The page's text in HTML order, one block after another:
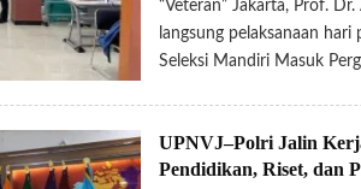
“Veteran” Jakarta, Prof.
langsung pelaksanaan
Seleksi Mandiri Masuk
UPNVJ–Polri Jalin
Pendidikan, Riset, dan